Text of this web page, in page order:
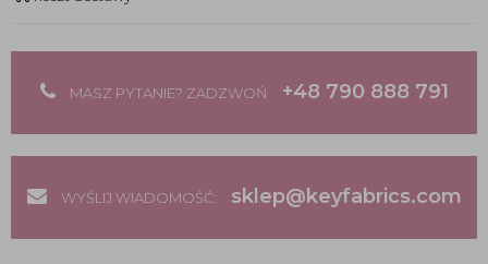
MASZ PYTANIE? ZADZWOŃ +48 790 888 791
WYŚLIJ WIADOMOŚĆ: sklep@keyfabrics.com